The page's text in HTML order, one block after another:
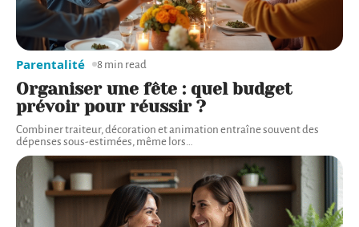
Organiser une fête : quel budget
prévoir pour réussir ?
Combiner traiteur, décoration et animation entraîne souvent des
dépenses sous-estimées, même lors
Parentalité 8 min read